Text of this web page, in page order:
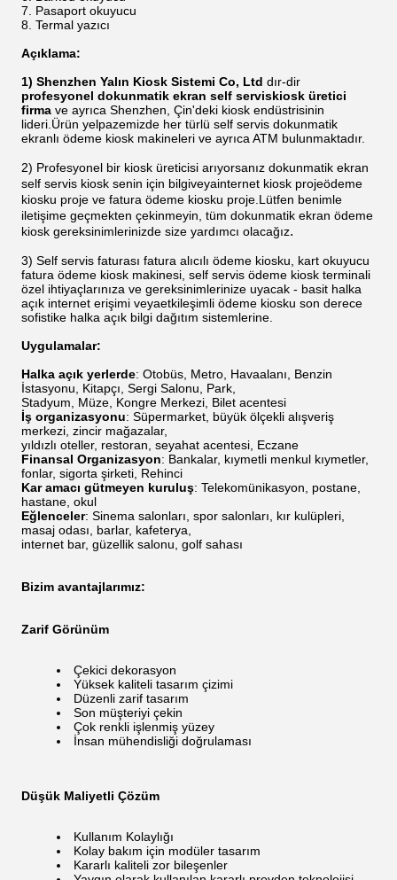
Pasaport okuyucu
Termal yazıcı
Açıklama:
1) Shenzhen Yalın Kiosk Sistemi Co, Ltd dır-dir
profesyonel dokunmatik ekran self serviskiosk üretici
firma ve ayrıca Shenzhen, Çin'deki kiosk endüstrisinin
lideri. Ürün yelpazemizde her türlü self servis dokunmatik
ekranlı ödeme kiosk makineleri ve ayrıca ATM bulunmaktadır.
2) Profesyonel bir kiosk üreticisi arıyorsanız dokunmatik ekran
self servis kiosk senin için bilgiveyainternet kiosk projeödeme
kiosku proje ve fatura ödeme kiosku proje.Lütfen benimle
iletişime geçmekten çekinmeyin, tüm dokunmatik ekran ödeme
kiosk gereksinimlerinizde size yardımcı olacağız.
3) Self servis faturası fatura alıcılı ödeme kiosku, kart okuyucu
fatura ödeme kiosk makinesi, self servis ödeme kiosk terminali
özel ihtiyaçlarınıza ve gereksinimlerinize uyacak - basit halka
açık internet erişimi veyaetkileşimli ödeme kiosku son derece
sofistike halka açık bilgi dağıtım sistemlerine.
Uygulamalar:
Halka açık yerlerde: Otobüs, Metro, Havaalanı, Benzin
İstasyonu, Kitapçı, Sergi Salonu, Park,
Stadyum, Müze, Kongre Merkezi, Bilet acentesi
İş organizasyonu: Süpermarket, büyük ölçekli alışveriş
merkezi, zincir mağazalar,
yıldızlı oteller, restoran, seyahat acentesi, Eczane
Finansal Organizasyon: Bankalar, kıymetli menkul kıymetler,
fonlar, sigorta şirketi, Rehinci
Kar amacı gütmeyen kuruluş: Telekomünikasyon, postane,
hastane, okul
Eğlenceler: Sinema salonları, spor salonları, kır kulüpleri,
masaj odası, barlar, kafeterya,
internet bar, güzellik salonu, golf sahası
Bizim avantajlarımız:
Zarif Görünüm
Çekici dekorasyon
Yüksek kaliteli tasarım çizimi
Düzenli zarif tasarım
Son müşteriyi çekin
Çok renkli işlenmiş yüzey
İnsan mühendisliği doğrulaması
Düşük Maliyetli Çözüm
Kullanım Kolaylığı
Kolay bakım için modüler tasarım
Kararlı kaliteli zor bileşenler